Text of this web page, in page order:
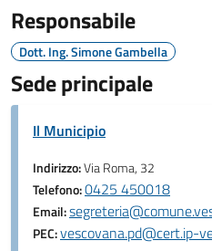
Responsabile
Dott. Ing. Simone Gambella
Sede principale
Il Municipio
Indirizzo:Via Roma, 32
Telefono:0425 450018
Email:
PEC:vescovana.pd@cert.ip-